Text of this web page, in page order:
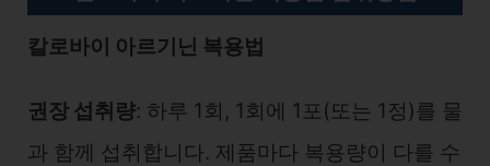
칼로바이 아르기닌 복용법
권장 섭취량: 하루 1회, 1회에 1포(또는 1정)를 물
과 함께 섭취합니다. 제품마다 복용량이 다를 수